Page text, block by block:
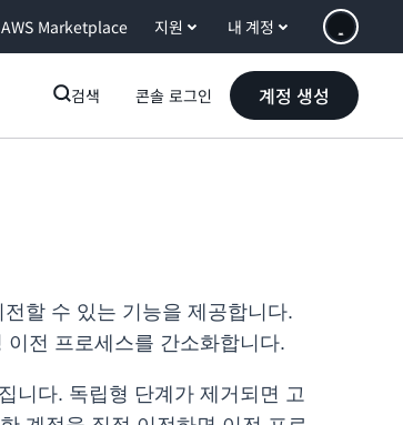
AWS Marketplace 지원 내 계정
검색 콘솔 로그인 계정 생성
할 수 있는 기능을 제공합니다.
전 프로세스를 간소화합니다.
니다. 독립형 단계가 제거되면 고